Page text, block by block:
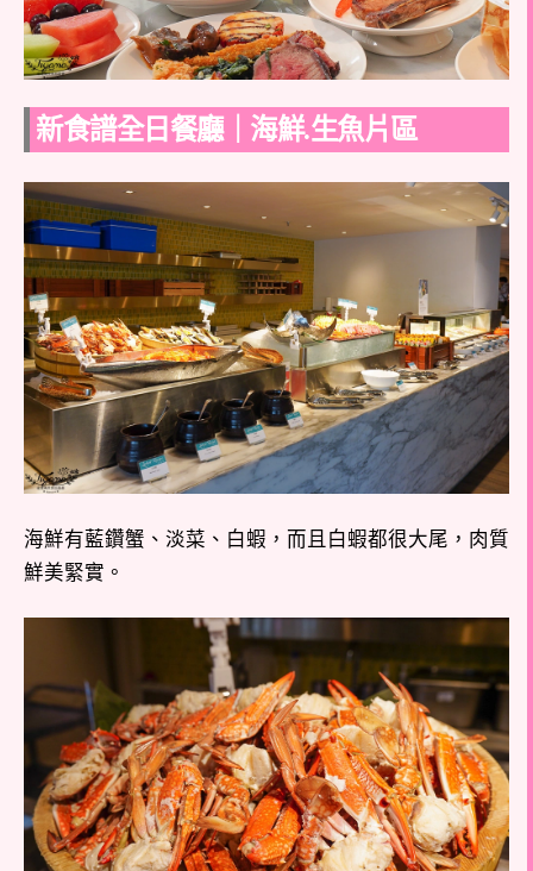
新食譜全日餐廳｜海鮮.生魚片區
海鮮有藍鑽蟹、淡菜、白蝦，而且白蝦都很大尾，肉質
鮮美緊實。